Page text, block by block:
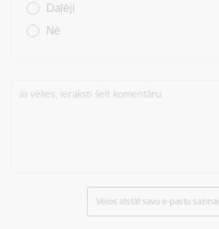
Daļēji
Nē
Ja vēlies, ieraksti šeit komentāru
Vēlos atstāt savu e-pastu saziņai